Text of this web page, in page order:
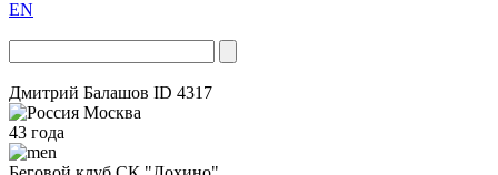
EN
Дмитрий Балашов ID 4317
Москва
43 года